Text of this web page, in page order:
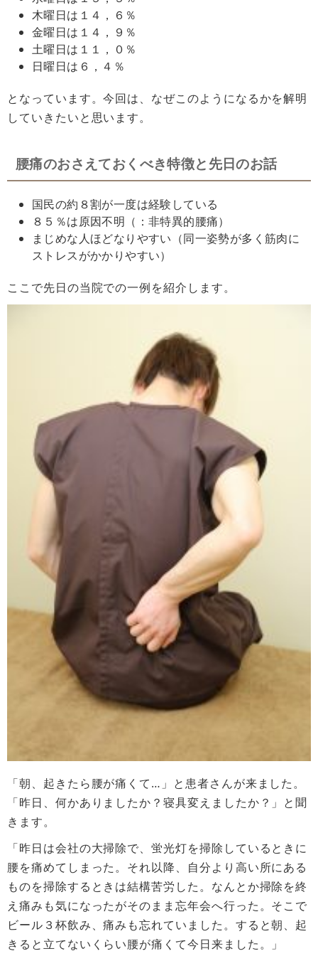
木曜日は１４，６％
金曜日は１４，９％
土曜日は１１，０％
日曜日は６，４％
となっています。今回は、なぜこのようになるかを解明
していきたいと思います。
腰痛のおさえておくべき特徴と先日のお話
国民の約８割が一度は経験している
８５％は原因不明（：非特異的腰痛）
まじめな人ほどなりやすい（同一姿勢が多く筋肉に
ストレスがかかりやすい）
ここで先日の当院での一例を紹介します。
「朝、起きたら腰が痛くて…」と患者さんが来ました。
「昨日、何かありましたか？寝具変えましたか？」と聞
きます。
「昨日は会社の大掃除で、蛍光灯を掃除しているときに
腰を痛めてしまった。それ以降、自分より高い所にある
ものを掃除するときは結構苦労した。なんとか掃除を終
え痛みも気になったがそのまま忘年会へ行った。そこで
ビール３杯飲み、痛みも忘れていました。すると朝、起
きると立てないくらい腰が痛くて今日来ました。」